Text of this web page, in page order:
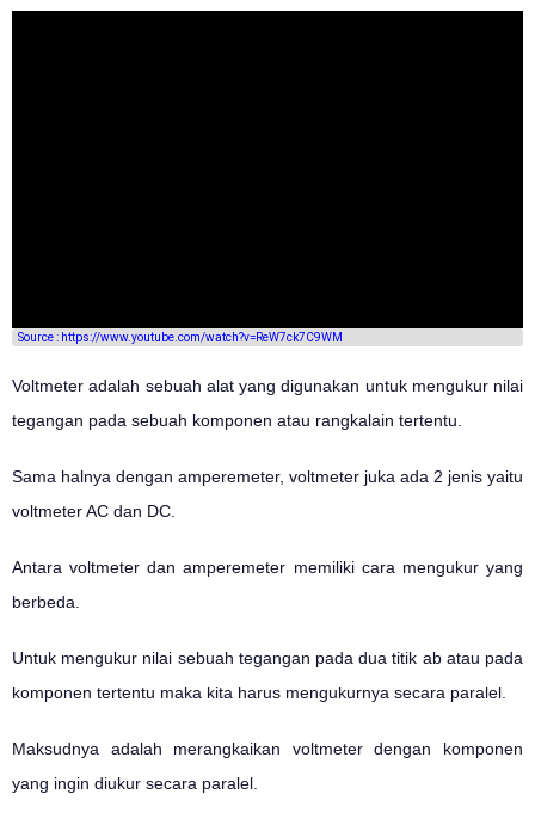
Source : https://www.youtube.com/watch?v=ReW7ck7C9WM
Voltmeter adalah sebuah alat yang digunakan untuk mengukur nilai
tegangan pada sebuah komponen atau rangkalain tertentu.
Sama halnya dengan amperemeter, voltmeter juka ada 2 jenis yaitu
voltmeter AC dan DC.
Antara voltmeter dan amperemeter memiliki cara mengukur yang
berbeda.
Untuk mengukur nilai sebuah tegangan pada dua titik ab atau pada
komponen tertentu maka kita harus mengukurnya secara paralel.
Maksudnya adalah merangkaikan voltmeter dengan komponen
yang ingin diukur secara paralel.